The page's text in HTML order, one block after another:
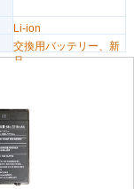
Li-ion
交換用バッテリー、新
品